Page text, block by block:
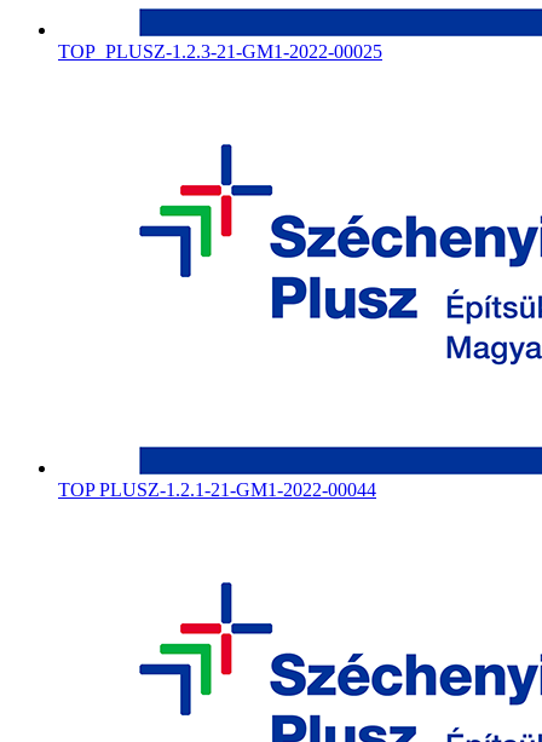
TOP_PLUSZ-1.2.3-21-GM1-2022-00025
TOP PLUSZ-1.2.1-21-GM1-2022-00044